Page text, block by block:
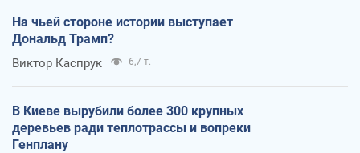
На чьей стороне истории выступает
Дональд Трамп?
Виктор Каспрук 6,7 т.
В Киеве вырубили более 300 крупных
деревьев ради теплотрассы и вопреки
Генплану